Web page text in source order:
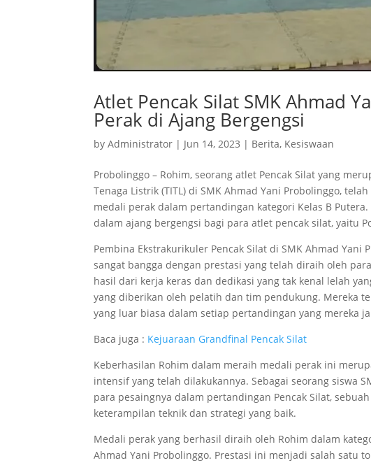
Atlet Pencak Silat SMK Ahmad
Perak di Ajang Bergengsi
byAdministrator | Jun 14, 2023 | Berita, Kesiswaan
Probolinggo – Rohim, seorang atlet Pencak Silat yang
Tenaga Listrik (TITL) di SMK Ahmad Yani Probolinggo,
medali perak dalam pertandingan kategori Kelas B
dalam ajang bergengsi bagi para atlet pencak silat, yaitu
Pembina Ekstrakurikuler Pencak Silat di SMK Ahmad Yani
sangat bangga dengan prestasi yang telah diraih oleh
hasil dari kerja keras dan dedikasi yang tak kenal lelah
yang diberikan oleh pelatih dan tim pendukung. Mereka
yang luar biasa dalam setiap pertandingan yang mereka
Baca juga : Kejuaraan Grandfinal Pencak Silat
Keberhasilan Rohim dalam meraih medali perak ini
intensif yang telah dilakukannya. Sebagai seorang siswa
para pesaingnya dalam pertandingan Pencak Silat,
keterampilan teknik dan strategi yang baik.
Medali perak yang berhasil diraih oleh Rohim dalam
Ahmad Yani Probolinggo. Prestasi ini menjadi salah satu